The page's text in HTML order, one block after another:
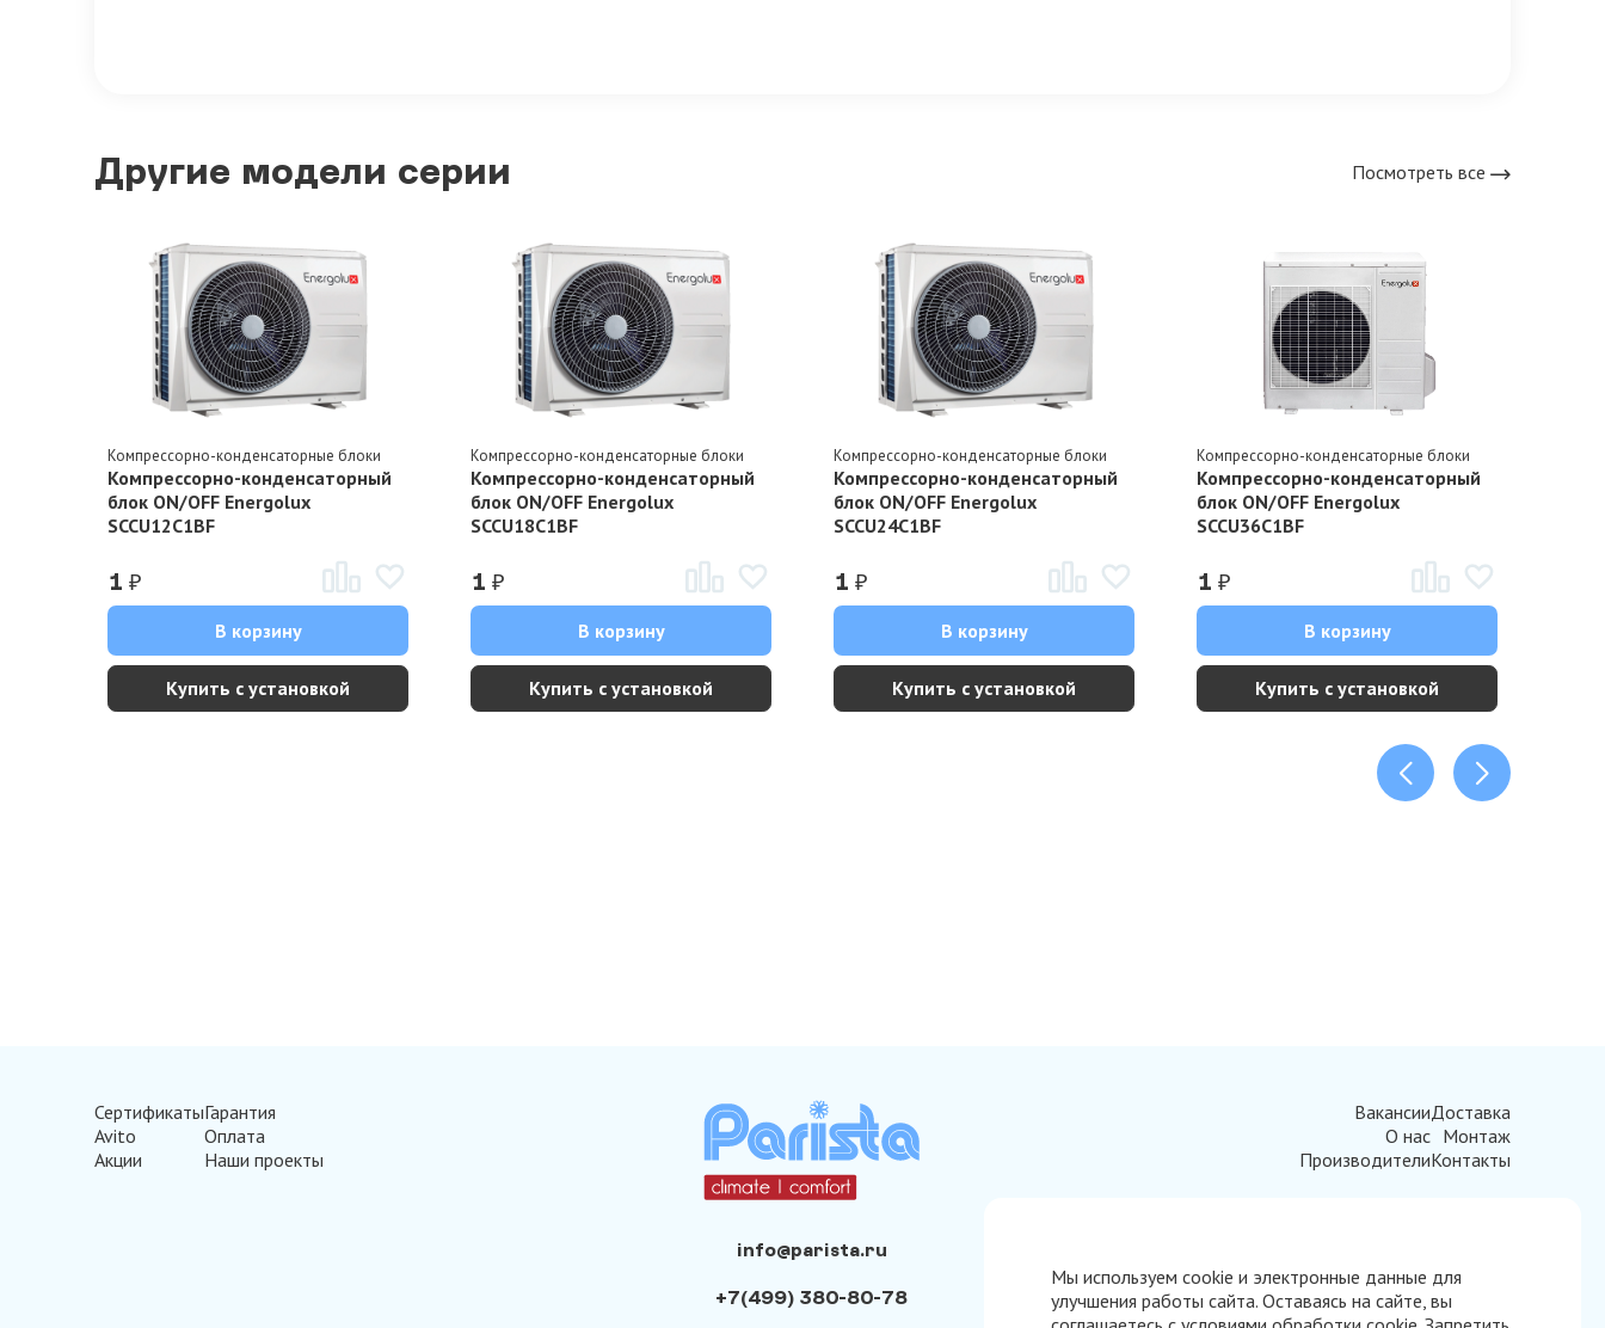
Другие модели серии Посмотреть все
Компрессорно-конденсаторные блоки
Компрессорно-конденсаторный
блок ON/OFF Energolux
SCCU12C1BF
1₽
В корзину
Купить с установкой
Компрессорно-конденсаторные блоки
Компрессорно-конденсаторный
блок ON/OFF Energolux
SCCU18C1BF
1₽
В корзину
Купить с установкой
Компрессорно-конденсаторные блоки
Компрессорно-конденсаторный
блок ON/OFF Energolux
SCCU24C1BF
1₽
В корзину
Купить с установкой
Компрессорно-конденсаторные блоки
Компрессорно-конденсаторный
блок ON/OFF Energolux
SCCU36C1BF
1₽
В корзину
Купить с установкой
Сертификаты
Avito
Акции
Гарантия
Оплата
Наши проекты
info@parista.ru
+7(499) 380-80-78
Вакансии
О нас
Производители
Доставка
Монтаж
Контакты
Мы используем cookie и электронные данные для
улучшения работы сайта. Оставаясь на сайте, вы